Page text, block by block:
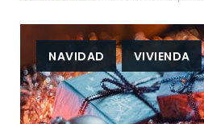
NAVIDAD VIVIENDA